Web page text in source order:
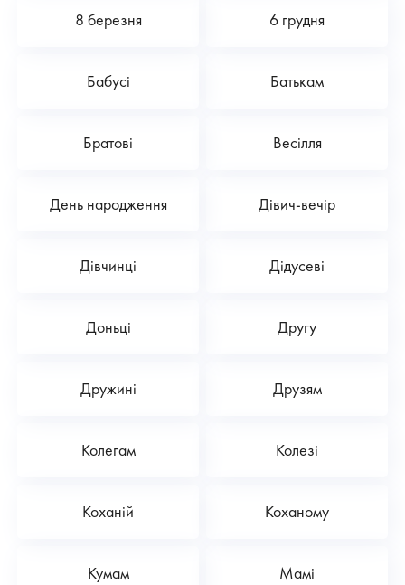
8 березня 6 грудня
Бабусі Батькам
Братові Весілля
День народження Дівич-вечір
Дівчинці Дідусеві
Доньці Другу
Дружині Друзям
Колегам Колезі
Коханій Коханому
Кумам Мамі